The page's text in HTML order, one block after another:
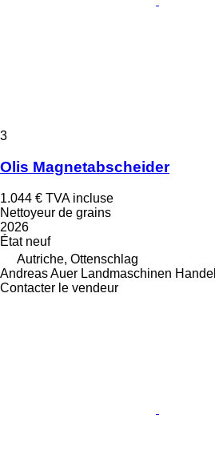
3
Olis Magnetabscheider
1.044 € TVA incluse
Nettoyeur de grains
2026
Étatneuf
Autriche, Ottenschlag
Andreas Auer Landmaschinen Handel
Contacter le vendeur